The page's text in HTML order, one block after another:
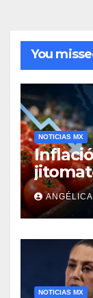
You
NOTICIAS MX
NOTICIAS MX